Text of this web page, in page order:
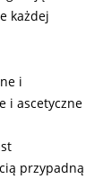
każdej
i
i ascetyczne
przypadną